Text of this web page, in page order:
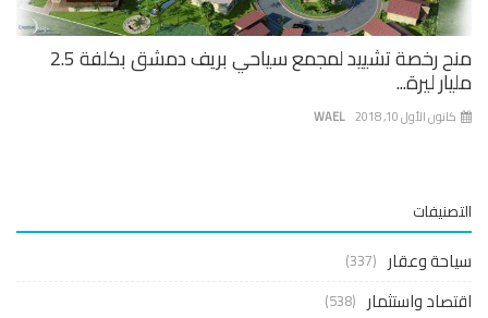
منح رخصة تشييد لمجمع سياحي بريف دمشق بكلفة 2.5
ليرة...
WAEL الأول 10, 2018
وعقار (337)
واستثمار (538)